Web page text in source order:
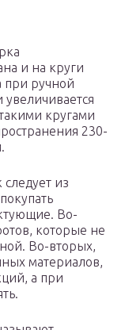
и на круги
при ручной
кругами
230-
из
Во-
которые не
Во-вторых,
материалов,
а при